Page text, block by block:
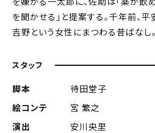
を聞かせる」と提案する。千年前、
吉野という女性にまつわる昔ばなし。
スタッフ
脚本
待田堂子
絵コンテ
宮 繁之
演出
安川央里